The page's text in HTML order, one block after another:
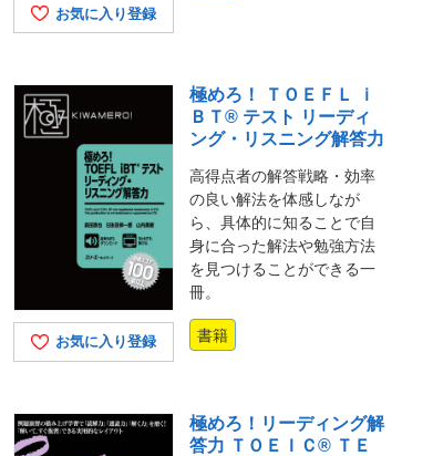
お気に入り登録
お気に入り登録
極めろ！ ＴＯＥＦＬ ｉ
ＢＴ® テスト リーディ
ング・リスニング解答力
高得点者の解答戦略・効率
の良い解法を体感しなが
ら、具体的に知ることで自
身に合った解法や勉強方法
を見つけることができる一
冊。
書籍
極めろ！リーディング解
答力 ＴＯＥＩＣ® ＴＥ